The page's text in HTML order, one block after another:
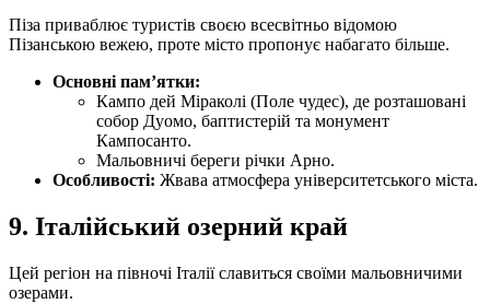
Піза приваблює туристів своєю всесвітньо відомою
Пізанською вежею, проте місто пропонує набагато більше.
Основні пам’ятки:
Кампо дей Міраколі (Поле чудес), де розташовані
собор Дуомо, баптистерій та монумент
Кампосанто.
Мальовничі береги річки Арно.
Особливості: Жвава атмосфера університетського міста.
9. Італійський озерний край
Цей регіон на півночі Італії славиться своїми мальовничими
озерами.